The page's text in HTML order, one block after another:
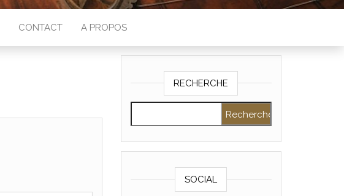
CONTACT A PROPOS
RECHERCHE
SOCIAL